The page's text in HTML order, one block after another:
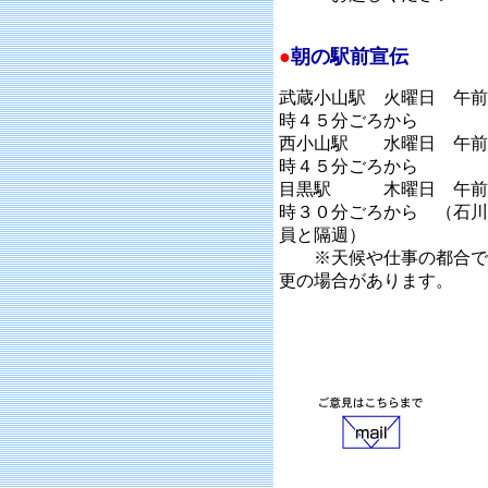
●朝の駅前宣伝
武蔵小山駅 火曜日 午前
時４５分ごろから
西小山駅 水曜日 午前
時４５分ごろから
目黒駅 木曜日 午前
時３０分ごろから （石
員と隔週）
※天候や仕事の都合で
更の場合があります。